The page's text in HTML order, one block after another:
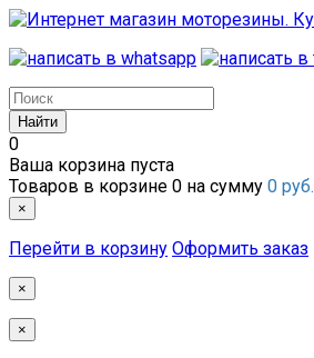
0
Ваша корзина пуста
Товаров в корзине 0 на сумму 0 руб.
×
Перейти в корзину Оформить заказ
×
×